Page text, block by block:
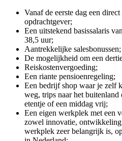
Vanaf de eerste dag een
opdrachtgever;
Een uitstekend basissalaris
38,5 uur;
Aantrekkelijke salesbonussen;
De mogelijkheid om een
Reiskostenvergoeding;
Een riante pensioenregeling;
Een bedrijf shop waar je zelf
weg, trips naar het
etentje of een middag vrij;
Een eigen werkplek met een
zowel innovatie, ontwikkeling
werkplek zeer belangrijk is,